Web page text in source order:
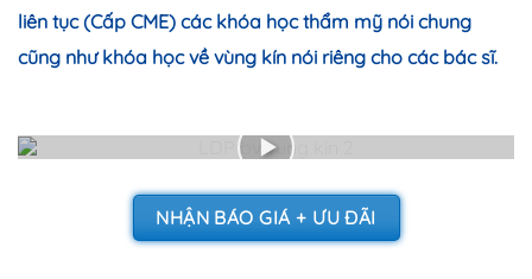
liên tục (Cấp CME) các khóa học thẩm mỹ nói chung
cũng như khóa học về vùng kín nói riêng cho các bác sĩ.
NHẬN BÁO GIÁ + ƯU ĐÃI